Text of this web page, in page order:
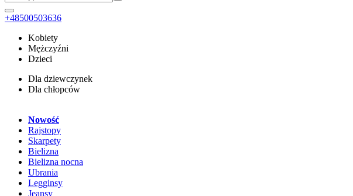
+48500503636
Kobiety
Mężczyźni
Dzieci
Dla dziewczynek
Dla chłopców
Nowość
Rajstopy
Skarpety
Bielizna
Bielizna nocna
Ubrania
Legginsy
Jeansy